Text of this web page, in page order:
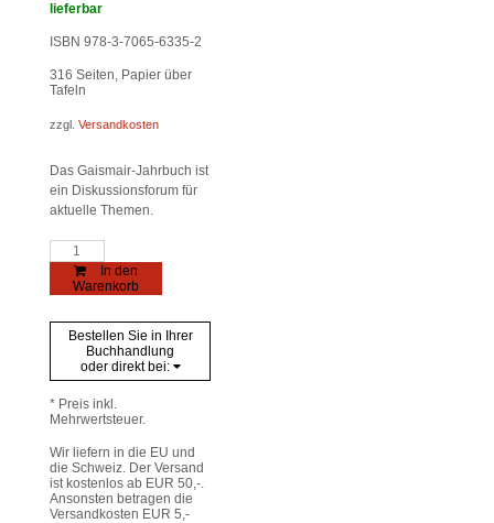
lieferbar
ISBN 978-3-7065-6335-2
316 Seiten, Papier über
Tafeln
zzgl. Versandkosten
Das Gaismair-Jahrbuch ist
ein Diskussionsforum für
aktuelle Themen.
Alles
in
Ordnung
Menge
In den
Warenkorb
Bestellen Sie in Ihrer
Buchhandlung
oder direkt bei:
* Preis inkl.
Mehrwertsteuer.
Wir liefern in die EU und
die Schweiz. Der Versand
ist kostenlos ab EUR 50,-.
Ansonsten betragen die
Versandkosten EUR 5,-